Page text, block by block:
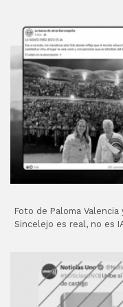
Foto de Paloma
Sincelejo es real, no es